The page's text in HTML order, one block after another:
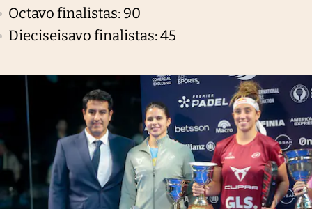
Octavo finalistas: 90
Dieciseisavo finalistas: 45